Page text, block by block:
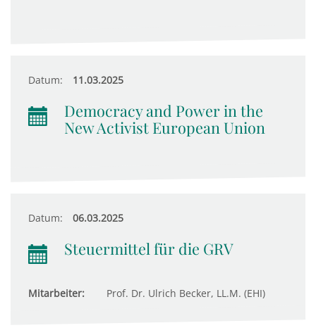
Datum: 11.03.2025
Democracy and Power in the
New Activist European Union
Datum: 06.03.2025
Steuermittel für die GRV
Mitarbeiter: Prof. Dr. Ulrich Becker, LL.M. (EHI)